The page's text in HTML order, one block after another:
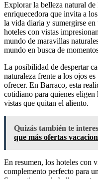
Explorar la belleza natural de
enriquecedora que invita a
la vida diaria y sumergirse
hoteles con vistas
mundo de maravillas
mundo en busca de
La posibilidad de despertar
naturaleza frente a los ojos
ofrecer. En Barraco, esta
cotidiano para quienes eligen
vistas que quitan el aliento.
Quizás también te
que más ofertas
En resumen, los hoteles con
complemento perfecto para